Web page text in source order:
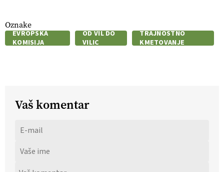
Oznake
EVROPSKA
KOMISIJA
OD VIL DO
VILIC
TRAJNOSTNO
KMETOVANJE
Vaš komentar